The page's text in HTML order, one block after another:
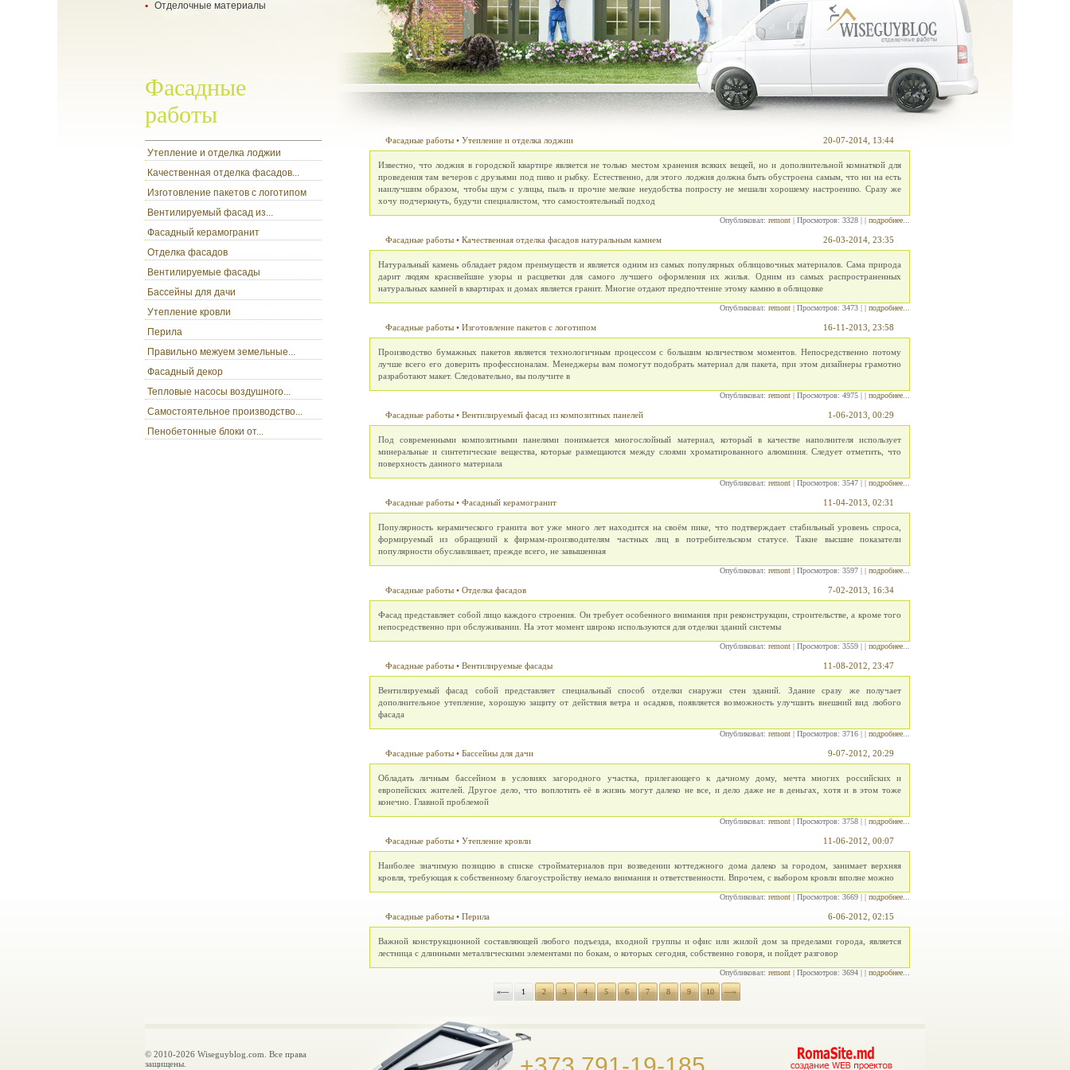
- укладка ламината
Отделочные материалы
Фасадные
работы
Утепление и отделка лоджии
Качественная отделка фасадов...
Изготовление пакетов с логотипом
Вентилируемый фасад из...
Фасадный керамогранит
Отделка фасадов
Вентилируемые фасады
Бассейны для дачи
Утепление кровли
Перила
Правильно межуем земельные...
Фасадный декор
Тепловые насосы воздушного...
Самостоятельное производство...
Пенобетонные блоки от...
20-07-2014, 13:44
Фасадные работы • Утепление и отделка лоджии
Известно, что лоджия в городской квартире является не только местом хранения всяких вещей, но и дополнительной комнаткой для
проведения там вечеров с друзьями под пиво и рыбку. Естественно, для этого лоджия должна быть обустроена самым, что ни на есть
наилучшим образом, чтобы шум с улицы, пыль и прочие мелкие неудобства попросту не мешали хорошему настроению. Сразу же
хочу подчеркнуть, будучи специалистом, что самостоятельный подход
Опубликовал: remont | Просмотров: 3328 | | подробнее...
26-03-2014, 23:35
Фасадные работы • Качественная отделка фасадов натуральным камнем
Натуральный камень обладает рядом преимуществ и является одним из самых популярных облицовочных материалов. Сама природа
дарит людям красивейшие узоры и расцветки для самого лучшего оформления их жилья. Одним из самых распространенных
натуральных камней в квартирах и домах является гранит. Многие отдают предпочтение этому камню в облицовке
Опубликовал: remont | Просмотров: 3473 | | подробнее...
16-11-2013, 23:58
Фасадные работы • Изготовление пакетов с логотипом
Производство бумажных пакетов является технологичным процессом с большим количеством моментов. Непосредственно потому
лучше всего его доверить профессионалам. Менеджеры вам помогут подобрать материал для пакета, при этом дизайнеры грамотно
разработают макет. Следовательно, вы получите в
Опубликовал: remont | Просмотров: 4975 | | подробнее...
1-06-2013, 00:29
Фасадные работы • Вентилируемый фасад из композитных панелей
Под современными композитными панелями понимается многослойный материал, который в качестве наполнителя использует
минеральные и синтетические вещества, которые размещаются между слоями хроматированного алюминия. Следует отметить, что
поверхность данного материала
Опубликовал: remont | Просмотров: 3547 | | подробнее...
11-04-2013, 02:31
Фасадные работы • Фасадный керамогранит
Популярность керамического гранита вот уже много лет находится на своём пике, что подтверждает стабильный уровень спроса,
формируемый из обращений к фирмам-производителям частных лиц в потребительском статусе. Такие высшие показатели
популярности обуславливает, прежде всего, не завышенная
Опубликовал: remont | Просмотров: 3597 | | подробнее...
7-02-2013, 16:34
Фасадные работы • Отделка фасадов
Фасад представляет собой лицо каждого строения. Он требует особенного внимания при реконструкции, строительстве, а кроме того
непосредственно при обслуживании. На этот момент широко используются для отделки зданий системы
Опубликовал: remont | Просмотров: 3559 | | подробнее...
11-08-2012, 23:47
Фасадные работы • Вентилируемые фасады
Вентилируемый фасад собой представляет специальный способ отделки снаружи стен зданий. Здание сразу же получает
дополнительное утепление, хорошую защиту от действия ветра и осадков, появляется возможность улучшить внешний вид любого
фасада
Опубликовал: remont | Просмотров: 3716 | | подробнее...
9-07-2012, 20:29
Фасадные работы • Бассейны для дачи
Обладать личным бассейном в условиях загородного участка, прилегающего к дачному дому, мечта многих российских и
европейских жителей. Другое дело, что воплотить её в жизнь могут далеко не все, и дело даже не в деньгах, хотя и в этом тоже
конечно. Главной проблемой
Опубликовал: remont | Просмотров: 3758 | | подробнее...
11-06-2012, 00:07
Фасадные работы • Утепление кровли
Наиболее значимую позицию в списке стройматериалов при возведении коттеджного дома далеко за городом, занимает верхняя
кровля, требующая к собственному благоустройству немало внимания и ответственности. Впрочем, с выбором кровли вполне можно
Опубликовал: remont | Просмотров: 3669 | | подробнее...
6-06-2012, 02:15
Фасадные работы • Перила
Важной конструкционной составляющей любого подъезда, входной группы и офис или жилой дом за пределами города, является
лестница с длинными металлическими элементами по бокам, о которых сегодня, собственно говоря, и пойдет разговор
Опубликовал: remont | Просмотров: 3694 | | подробнее...
«— 1 2 3 4 5 6 7 8 9 10 —»
© 2010-2026 Wiseguyblog.com. Все права
защищены.